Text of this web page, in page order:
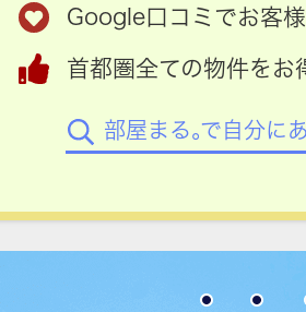
Google口コミでお客
首都圏全ての物件をお
部屋まる。で自分に